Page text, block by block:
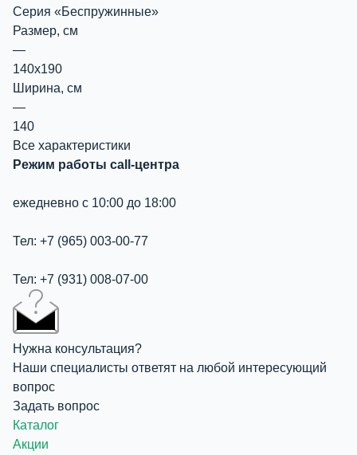
Серия «Беспружинные»
Размер, см
—
140х190
Ширина, см
—
140
Все характеристики
Режим работы call-центра
ежедневно с 10:00 до 18:00
Тел: +7 (965) 003-00-77
Тел: +7 (931) 008-07-00
Нужна консультация?
Наши специалисты ответят на любой интересующий
вопрос
Задать вопрос
Каталог
Акции